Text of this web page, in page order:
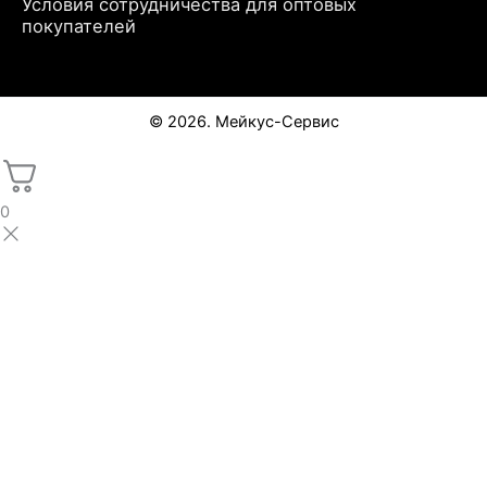
покупателей
© 2026. Мейкус-Сервис
0